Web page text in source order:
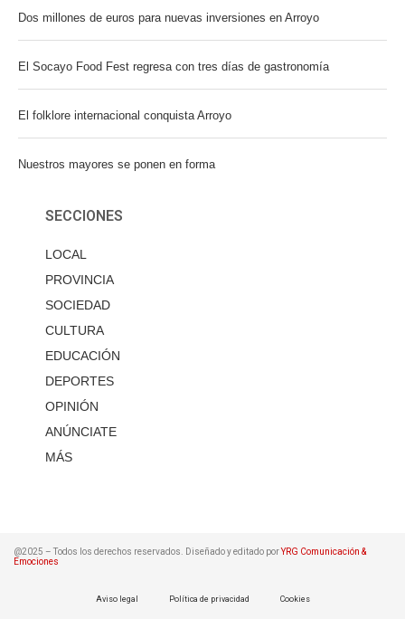
Dos millones de euros para nuevas inversiones en Arroyo
El Socayo Food Fest regresa con tres días de gastronomía
El folklore internacional conquista Arroyo
Nuestros mayores se ponen en forma
SECCIONES
LOCAL
PROVINCIA
SOCIEDAD
CULTURA
EDUCACIÓN
DEPORTES
OPINIÓN
ANÚNCIATE
MÁS
@2025 – Todos los derechos reservados. Diseñado y editado porYRG Comunicación &
Emociones
Aviso legal Política de privacidad Cookies